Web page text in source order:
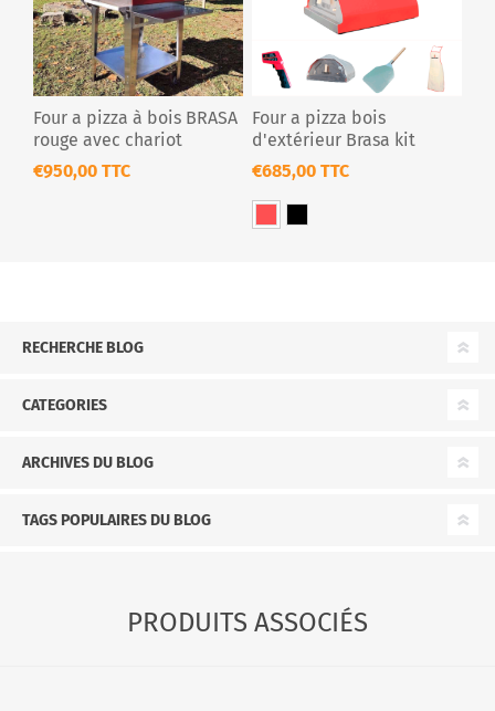
Four a pizza à bois BRASA
rouge avec chariot
€950,00 TTC
Four a pizza bois
d'extérieur Brasa kit
€685,00 TTC
RECHERCHE BLOG
CATEGORIES
ARCHIVES DU BLOG
TAGS POPULAIRES DU BLOG
PRODUITS ASSOCIÉS